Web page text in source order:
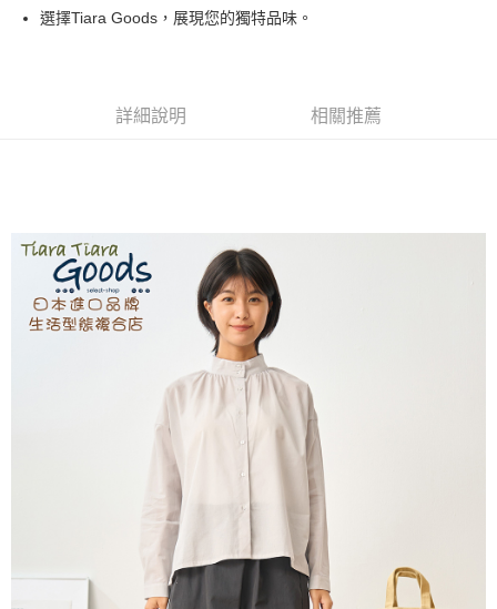
Google Pay
AFTEE先享後付
２．便利：只要手機號碼，簡訊認證，即可結帳。
３．安心：先確認商品／服務後，再付款。
【「AFTEE先享後付」結帳流程】
１．於結帳方式選擇「AFTEE先享後付」後，將跳轉至「AFTEE先享後付」
結帳頁面，進行簡訊認證並確認金額後，即可完成結帳。
２．訂單成立數日內，您將收到繳費通知簡訊。
３．收到繳費通知簡訊後14天內，點擊此簡訊中的連結，可透過四大超商／
ATM／網路銀行／等多元方式進行付款，方視為交易完成。
※ 請注意：結帳手續完成當下不需立刻繳費，但若您需要取消訂單，請聯絡
購買商品的店家。未經商家同意取消之訂單仍視為有效，需透過AFTEE先享
※ 交易是否成功請以「AFTEE先享後付 」之結帳頁面顯示為準，若有關於
是否繳費成功／繳費後需取消欲退款等相關疑問，請聯繫「AFTEE先享後付
https://netprotections.freshdesk.com/support/home
１．透過由恩沛科技股份有限公司提供之「AFTEE先享後付」服務完成之交
易，需依本服務之必要範圍內提供個人資料，並將交易相關給付款項請求債
全家取貨付款
每筆NT$60，滿NT$1,800(含以上)免運費
付款後全家取貨
每筆NT$60，滿NT$1,800(含以上)免運費
每筆NT$60，滿NT$2,000(含以上)免運費
每筆NT$60，滿NT$2,000(含以上)免運費
黑貓宅急便(包裹尺寸60cm以下)
每筆NT$100，滿NT$2,000(含以上)免運費
選擇Tiara Goods，展現您的獨特品味。
詳細說明 相關推薦